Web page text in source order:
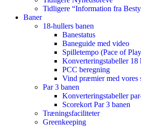
Tidligere “Information fra
Baner
18-hullers banen
Banestatus
Baneguide med video
Spilletempo (Pace of
Konverteringstabeller 18
PCC beregning
Vind præmier med vores
Par 3 banen
Konverteringstabeller
Scorekort Par 3 banen
Træningsfaciliteter
Greenkeeping